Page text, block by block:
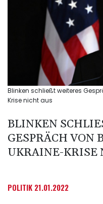
Blinken schließt weiteres
Krise nicht aus
BLINKEN
ESPRÄCH VON
KRAINE-KRISE
POLITIK 21.01.2022